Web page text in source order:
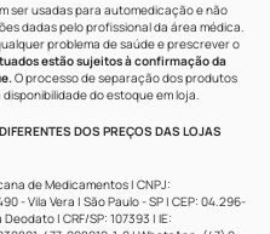
ser usadas para automedicação e não
dadas pelo profissional da área médica.
problema de saúde e prescrever o
estão sujeitos à confirmação da
O processo de separação dos produtos
do estoque em loja.
DOS PREÇOS DAS LOJAS
de Medicamentos | CNPJ:
- Vila Vera | São Paulo - SP | CEP: 04.296-
| CRF/SP: 107393 | IE: